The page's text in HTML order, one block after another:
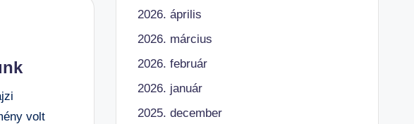
volt
2026. április
2026. március
2026. február
2026. január
2025. december